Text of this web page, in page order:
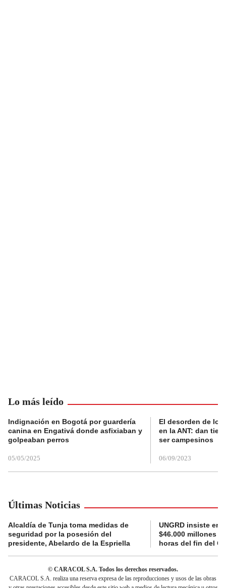
Lo más leído
Indignación en Bogotá por guardería
canina en Engativá donde asfixiaban y
golpeaban perros
05/05/2025
El desorden de
en la ANT: dan
ser campesinos
06/09/2023
Últimas Noticias
Alcaldía de Tunja toma medidas de
seguridad por la posesión del
presidente, Abelardo de la Espriella
UNGRD insiste en
$46.000 millones
horas del fin del
© CARACOL S.A. Todos los derechos reservados.
CARACOL S.A. realiza una reserva expresa de las reproducciones y usos de las obras